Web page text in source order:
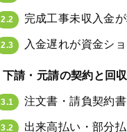
2.2 完成工事未収入金
2.3 入金遅れが資金シ
下請・元請の契約と回
3.1 注文書・請負契約
3.2 出来高払い・部分